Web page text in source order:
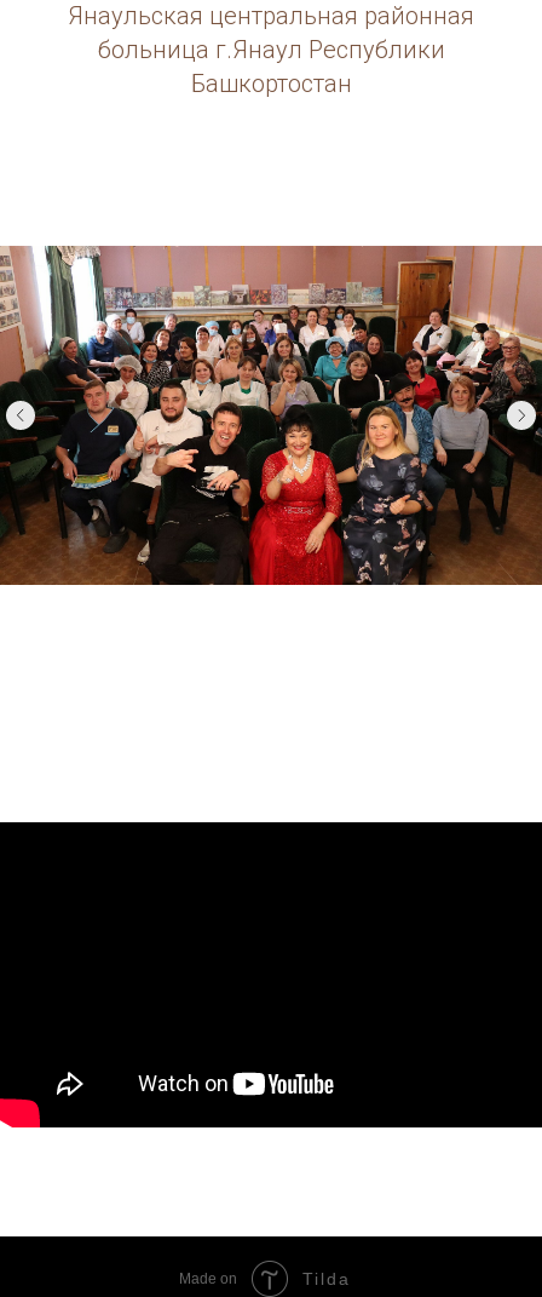
Янаульская центральная районная
больница г.Янаул Республики
Башкортостан
Made on Tilda